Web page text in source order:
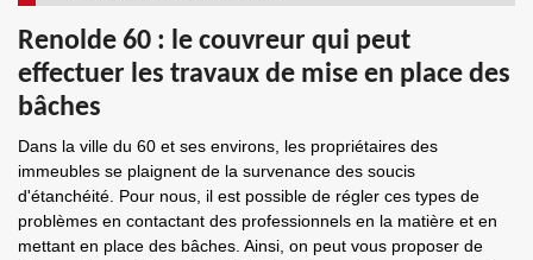
Renolde 60 : le couvreur qui peut
effectuer les travaux de mise en place des
bâches
Dans la ville du 60 et ses environs, les propriétaires des
immeubles se plaignent de la survenance des soucis
d'étanchéité. Pour nous, il est possible de régler ces types de
problèmes en contactant des professionnels en la matière et en
mettant en place des bâches. Ainsi, on peut vous proposer de